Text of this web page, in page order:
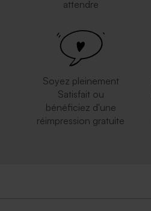
attendre
Soyez pleinement
Satisfait ou
bénéficiez d'une
réimpression gratuite